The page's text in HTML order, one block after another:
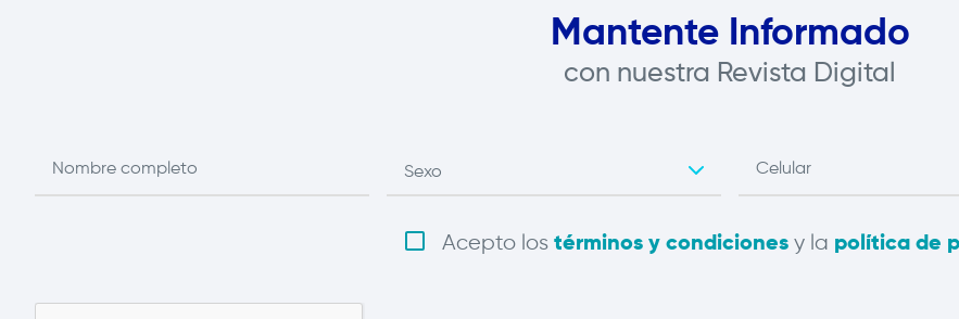
Mantente Informado
con nuestra Revista Digital
Acepto los términos y condiciones y la política de